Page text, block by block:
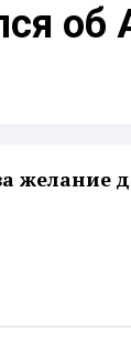
об
желание